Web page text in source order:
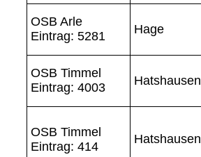
OSB Arle
Eintrag: 5281
Hage
OSB Timmel
Eintrag: 4003
Hatshausen
OSB Timmel
Eintrag: 414
Hatshausen